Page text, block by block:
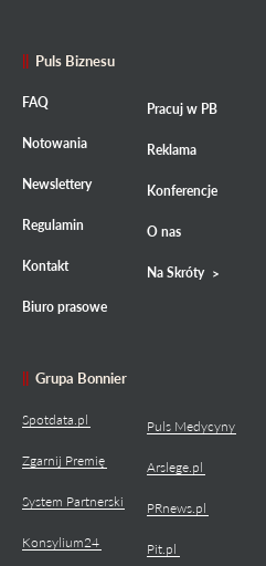
Puls Biznesu
FAQ
Notowania
Newslettery
Regulamin
Kontakt
Biuro prasowe
Pracuj w PB
Reklama
Konferencje
O nas
Na Skróty
Grupa Bonnier
Spotdata.pl
Zgarnij Premię
System Partnerski
Konsylium24
Puls Medycyny
Arslege.pl
PRnews.pl
Pit.pl